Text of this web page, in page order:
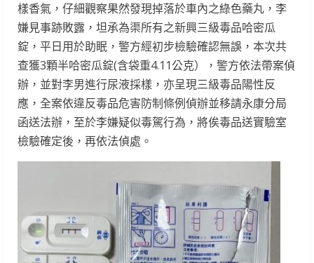
樣香氣，仔細觀察果然發現掉落於車內之綠色藥丸，李
嫌見事跡敗露，坦承為渠所有之新興三級毒品哈密瓜
錠，平日用於助眠，警方經初步檢驗確認無誤，本次共
查獲3顆半哈密瓜錠(含袋重4.11公克），警方依法帶案偵
辦，並對李男進行尿液採樣，亦呈現三級毒品陽性反
應，全案依違反毒品危害防制條例偵辦並移請永康分局
函送法辦，至於李嫌疑似毒駕行為，將俟毒品送實驗室
檢驗確定後，再依法偵處。